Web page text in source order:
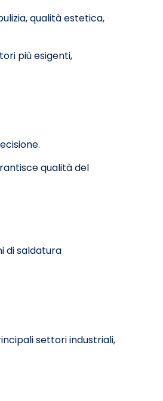
qualità estetica,
più esigenti,
qualità del
di saldatura
settori industriali,